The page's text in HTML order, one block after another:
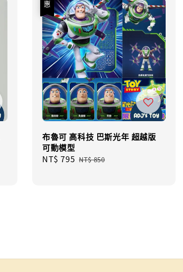
布魯可 高科技 巴斯光年 超越版
可動模型
Sale
NT$ 795 Regular
NT$ 850